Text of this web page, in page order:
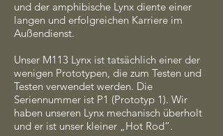
und der amphibische Lynx diente einer
langen und erfolgreichen Karriere im
Außendienst.
Unser M113 Lynx ist tatsächlich einer der
wenigen Prototypen, die zum Testen und
Testen verwendet werden. Die
Seriennummer ist P1 (Prototyp 1). Wir
haben unseren Lynx mechanisch überholt
und er ist unser kleiner „Hot Rod“.